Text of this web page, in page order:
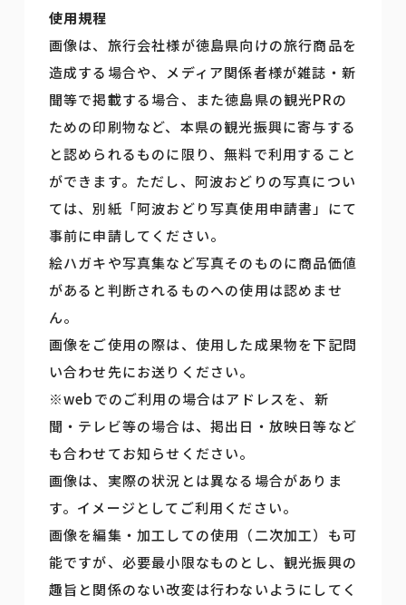
使用規程
画像は、旅行会社様が徳島県向けの旅行商品を
造成する場合や、メディア関係者様が雑誌・新
聞等で掲載する場合、また徳島県の観光PRの
ための印刷物など、本県の観光振興に寄与する
と認められるものに限り、無料で利用すること
ができます。ただし、阿波おどりの写真につい
ては、別紙「阿波おどり写真使用申請書」にて
事前に申請してください。
絵ハガキや写真集など写真そのものに商品価値
があると判断されるものへの使用は認めませ
ん。
画像をご使用の際は、使用した成果物を下記問
い合わせ先にお送りください。
※webでのご利用の場合はアドレスを、新
聞・テレビ等の場合は、掲出日・放映日等など
も合わせてお知らせください。
画像は、実際の状況とは異なる場合がありま
す。イメージとしてご利用ください。
画像を編集・加工しての使用（二次加工）も可
能ですが、必要最小限なものとし、観光振興の
趣旨と関係のない改変は行わないようにしてく